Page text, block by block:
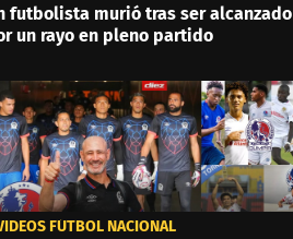
futbolista murió tras ser alcanzado
un rayo en pleno partido
FÚTBOL NACIONAL